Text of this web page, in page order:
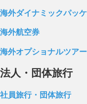
海外ダイナミックパッ
海外航空券
海外オプショナルツアー
法人・団体旅行
社員旅行・団体旅行